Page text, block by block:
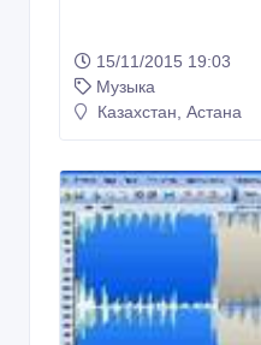
15/11/2015 19:03
Музыка
Казахстан, Астана